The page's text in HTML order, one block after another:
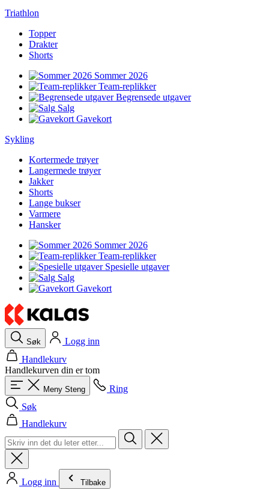
Triathlon
Topper
Drakter
Shorts
Sommer 2026
Team-replikker
Begrensede utgaver
Salg
Gavekort
Sykling
Kortermede trøyer
Langermede trøyer
Jakker
Shorts
Lange bukser
Varmere
Hansker
Sommer 2026
Team-replikker
Spesielle utgaver
Salg
Gavekort
Søk
Logg inn
Handlekurv
Handlekurven din er tom
Meny Steng
Ring
Søk
Handlekurv
Logg inn Tilbake